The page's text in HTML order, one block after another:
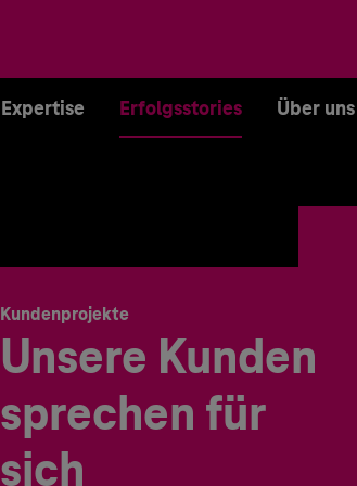
Expertise Erfolgsstories Über uns
Kundenprojekte
Unsere Kunden
sprechen für
sich